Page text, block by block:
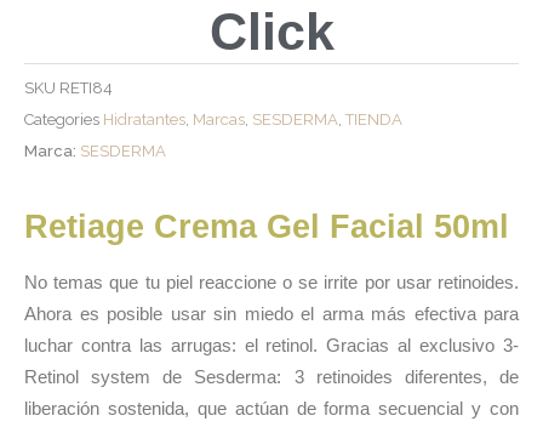
Click
SKU RETI84
Categories Hidratantes Marcas SESDERMA TIENDA
Marca: SESDERMA
Retiage Crema Gel Facial 50ml
No temas que tu piel reaccione o se irrite por usar retinoides.
Ahora es posible usar sin miedo el arma más efectiva para
luchar contra las arrugas: el retinol. Gracias al exclusivo 3-
Retinol system de Sesderma: 3 retinoides diferentes, de
liberación sostenida, que actúan de forma secuencial y con